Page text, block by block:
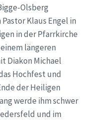
Olsberg
Klaus Engel in
in der Pfarrkirche
längeren
Diakon Michael
Hochfest und
der Heiligen
werde ihm schwer
und im